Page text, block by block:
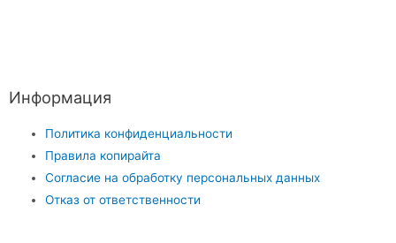
Информация
Политика конфиденциальности
Правила копирайта
Согласие на обработку персональных данных
Отказ от ответственности